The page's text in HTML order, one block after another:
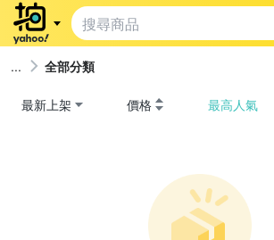
全部分類
最新上架 價格 最高人氣